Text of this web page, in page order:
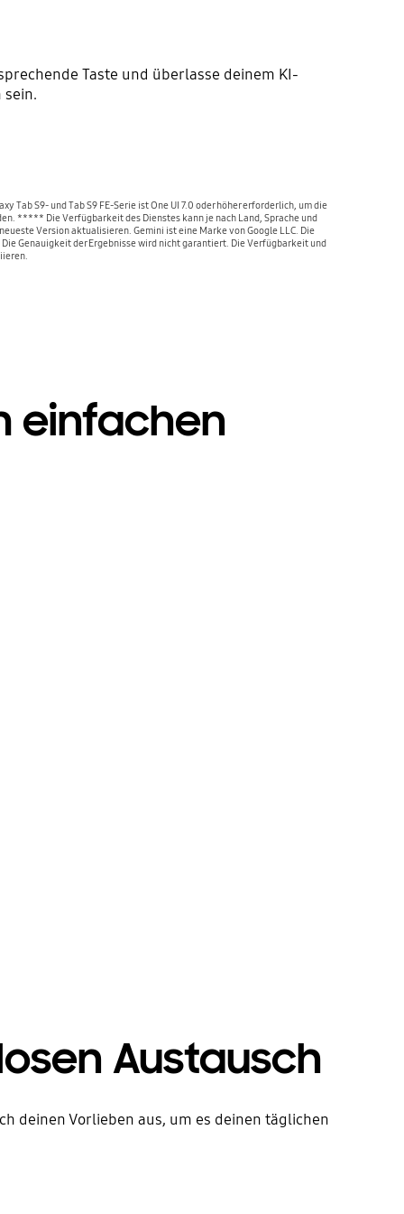
Taste und überlasse deinem KI-
sein.
S9- und Tab S9 FE-Serie ist One UI 7.0 oder höher erforderlich, um die
***** Die Verfügbarkeit des Dienstes kann je nach Land, Sprache und
Version aktualisieren. Gemini ist eine Marke von Google LLC. Die
Genauigkeit der Ergebnisse wird nicht garantiert. Die Verfügbarkeit und
einfachen
Austausch
deinen Vorlieben aus, um es deinen täglichen